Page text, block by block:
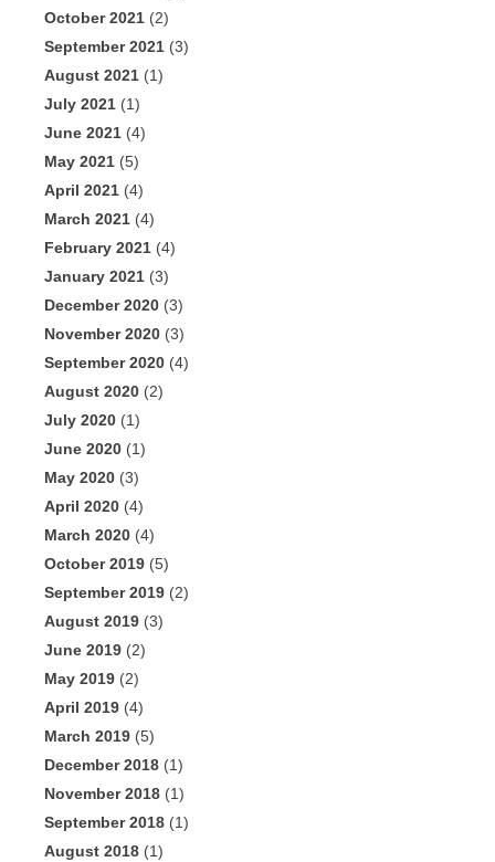
October 2021 (2)
September 2021 (3)
August 2021 (1)
July 2021 (1)
June 2021 (4)
May 2021 (5)
April 2021 (4)
March 2021 (4)
February 2021 (4)
January 2021 (3)
December 2020 (3)
November 2020 (3)
September 2020 (4)
August 2020 (2)
July 2020 (1)
June 2020 (1)
May 2020 (3)
April 2020 (4)
March 2020 (4)
October 2019 (5)
September 2019 (2)
August 2019 (3)
June 2019 (2)
May 2019 (2)
April 2019 (4)
March 2019 (5)
December 2018 (1)
November 2018 (1)
September 2018 (1)
August 2018 (1)